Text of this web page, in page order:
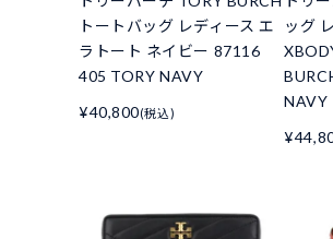
トートバッグ レディース エ
ラトート ネイビー 87116
405 TORY NAVY
¥40,800(税込)
ッグ
NAVY